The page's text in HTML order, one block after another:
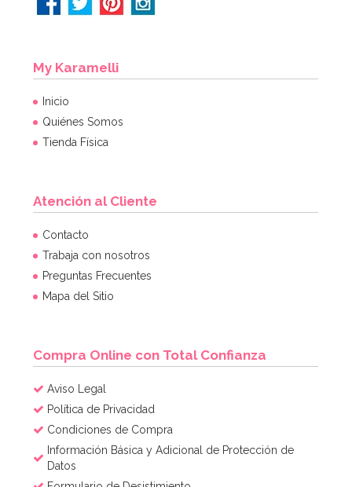
My Karamelli
Inicio
Quiénes Somos
Tienda Física
Atención al Cliente
Contacto
Trabaja con nosotros
Preguntas Frecuentes
Mapa del Sitio
Compra Online con Total Confianza
Aviso Legal
Política de Privacidad
Condiciones de Compra
Información Básica y Adicional de Protección de
Datos